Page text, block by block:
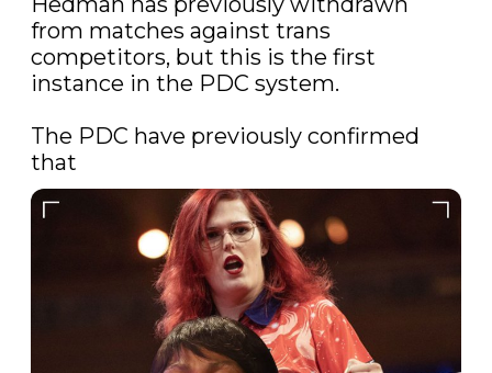
from matches against trans
competitors, but this is the first
instance in the PDC system.
The PDC have previously confirmed
that